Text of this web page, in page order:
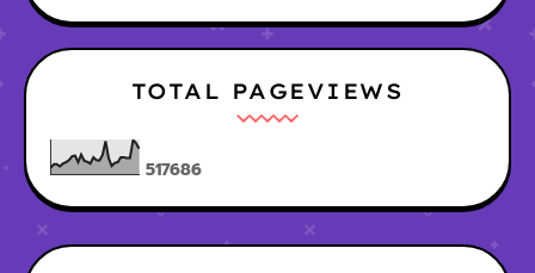
TOTAL PAGEVIEWS
517686